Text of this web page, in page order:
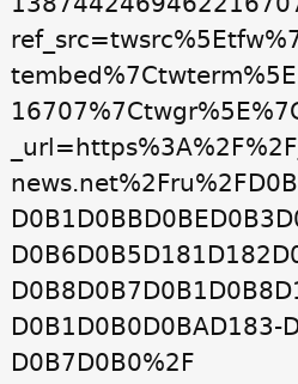
D0B1D0B0D0BAD183-
D0B7D0B0%2F